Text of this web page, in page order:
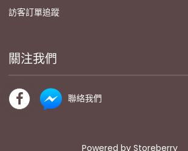
訪客訂單追蹤
關注我們
聯絡我們
Powered by Storeberry